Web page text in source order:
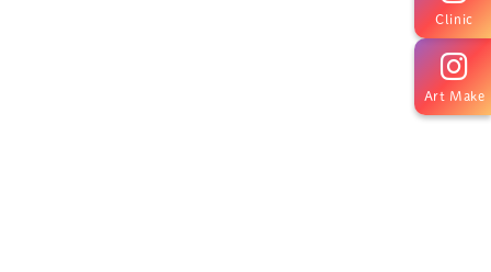
Clinic
Art Make